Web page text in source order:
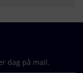
dag på mail.